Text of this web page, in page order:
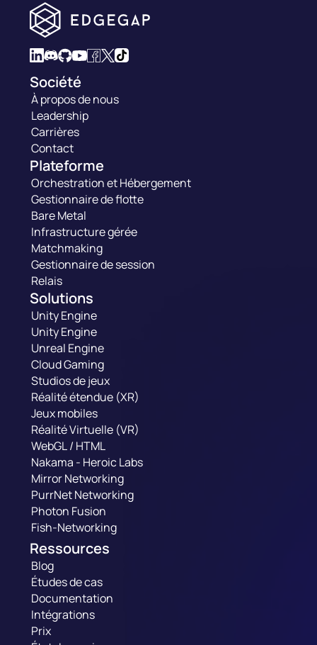
Société
À propos de nous
Leadership
Carrières
Contact
Plateforme
Orchestration et Hébergement
Gestionnaire de flotte
Bare Metal
Infrastructure gérée
Matchmaking
Gestionnaire de session
Relais
Solutions
Unity Engine
Unity Engine
Unreal Engine
Cloud Gaming
Studios de jeux
Réalité étendue (XR)
Jeux mobiles
Réalité Virtuelle (VR)
WebGL / HTML
Nakama - Heroic Labs
Mirror Networking
PurrNet Networking
Photon Fusion
Fish-Networking
Ressources
Blog
Études de cas
Documentation
Intégrations
Prix